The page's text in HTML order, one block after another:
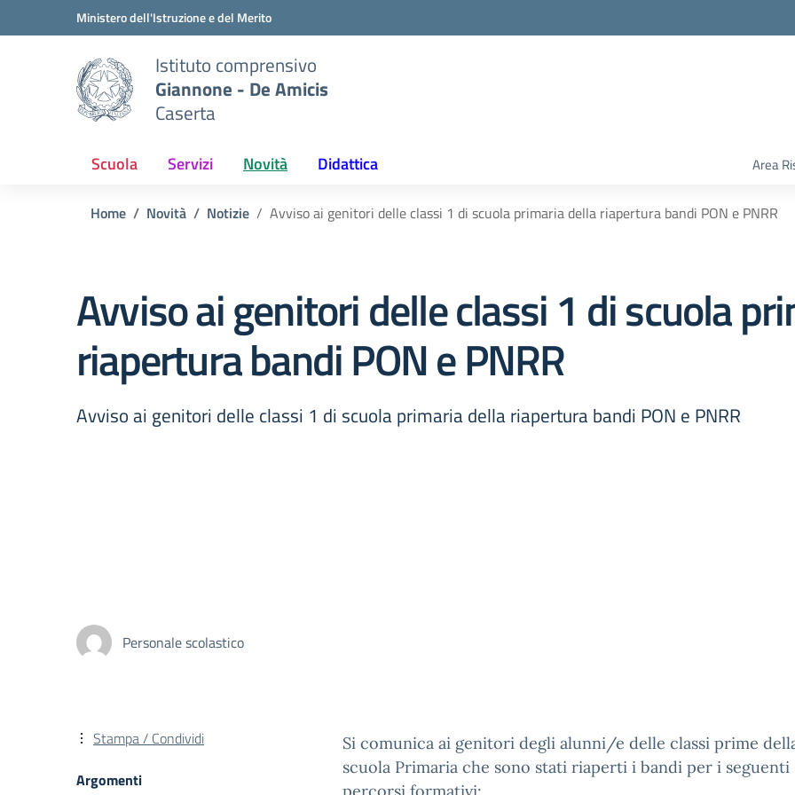
Vai ai contenuti
Vai al menu di navigazioneMinistero dell'Istruzione e del Merito
Istituto comprensivo
Giannone - De Amicis
Caserta
Scuola Servizi Novità Didattica Area
Home Novità Notizie Avviso ai genitori delle classi 1 di scuola primaria della riapertura bandi PON e PNRR
Avviso ai genitori delle classi 1 di scuola
riapertura bandi PON e PNRR
Avviso ai genitori delle classi 1 di scuola primaria della riapertura bandi PON e PNRR
Personale scolastico
Si comunica ai genitori degli alunni/e delle classi prime
scuola Primaria che sono stati riaperti i bandi per i seguenti
Stampa / Condividi
Argomenti